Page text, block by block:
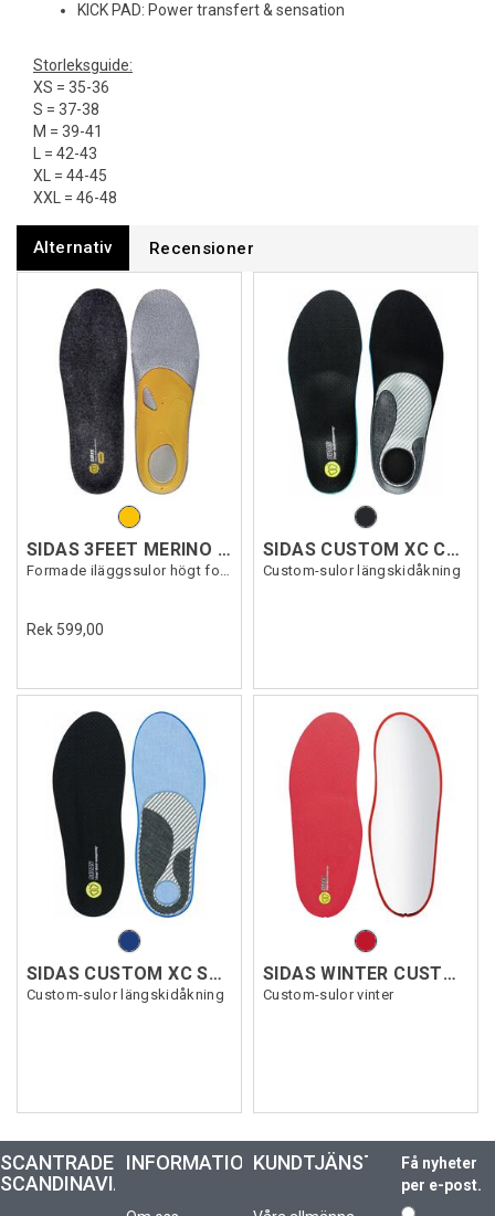
KICK PAD: Power transfert & sensation
Storleksguide:
XS = 35-36
S = 37-38
M = 39-41
L = 42-43
XL = 44-45
XXL = 46-48
Alternativ Recensioner
SIDAS 3FEET MERINO HIGH
Formade iläggssulor högt fotvalv
Rek 599,00
SIDAS CUSTOM XC CLASSIC
Custom-sulor längskidåkning
SIDAS CUSTOM XC SKATING
Custom-sulor längskidåkning
SIDAS WINTER CUSTOM SKI
Custom-sulor vinter
SCANTRADE
SCANDINAVIA
INFORMATIONKUNDTJÄNST
Få nyheter
per e-post.